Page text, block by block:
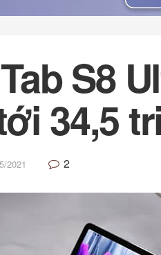
S8
34,5
2021 2